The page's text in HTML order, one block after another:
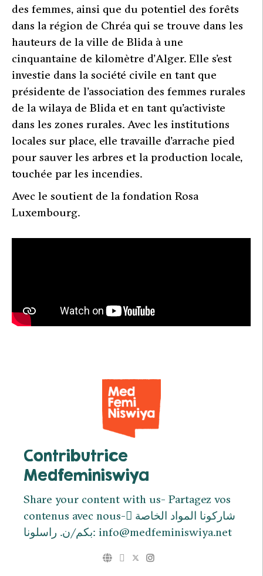
des femmes, ainsi que du potentiel des forêts
dans la région de Chréa qui se trouve dans les
hauteurs de la ville de Blida à une
cinquantaine de kilomètre d’Alger. Elle s’est
investie dans la société civile en tant que
présidente de l’association des femmes rurales
de la wilaya de Blida et en tant qu’activiste
dans les zones rurales. Avec les institutions
locales sur place, elle travaille d’arrache pied
pour sauver les arbres et la production locale,
touchée par les incendies.
Avec le soutient de la fondation Rosa
Luxembourg.
Contributrice
Medfeminiswiya
Share your content with us- Partagez vos
contenus avec nous- ِشاركونا المواد الخاصة
بكم/ن. راسلونا: info@medfeminiswiya.net